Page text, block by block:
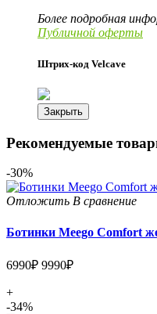
Более подробная
Публичной оферты
Штрих-код Velcave
Закрыть
Рекомендуемые
-30%
Отложить В сравнение
Ботинки Meego Comfort
6990₽ 9990₽
+
-34%